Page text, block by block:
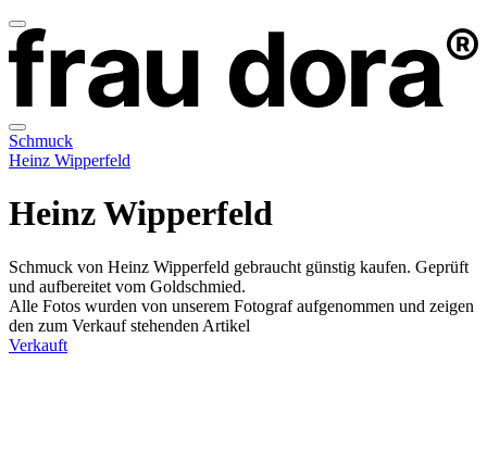
Schmuck
Heinz Wipperfeld
Heinz Wipperfeld
Schmuck von Heinz Wipperfeld gebraucht günstig kaufen. Geprüft
und aufbereitet vom Goldschmied.
Alle Fotos wurden von unserem Fotograf aufgenommen und zeigen
den zum Verkauf stehenden Artikel
Verkauft